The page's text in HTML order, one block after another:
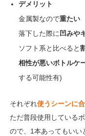
デメリット
金属製なので重たい
落下した際に 凹みや
ソフト系と比べると
相性が悪いボトルケ
する可能性有)
それぞれ使うシーンに
ただ普段使用している
ので、1本あってもいい